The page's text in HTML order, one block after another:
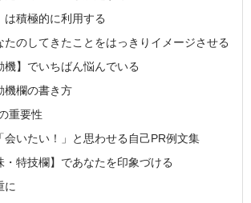
は積極的に利用する
たのしてきたことをはっきりイメージさせる
機】でいちばん悩んでいる
機欄の書き方
重要性
会いたい！」と思わせる自己PR例文集
・特技欄】であなたを印象づける
に